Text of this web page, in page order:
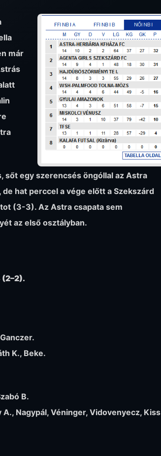
már
sőt egy szerencsés öngóllal az Astra
hat perccel a vége előtt a Szekszárd
(3-3). Az Astra csapata sem
az első osztályban.
(2–2).
K., Beke.
B.
Nagypál, Véninger, Vidovenyecz, Kiss